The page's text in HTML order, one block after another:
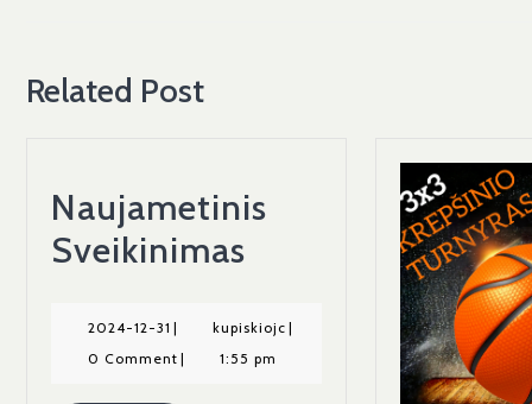
Related Post
Naujametinis
Sveikinimas Naujametinis
Sveikinimas
2024-12-31 2024-
12-
| kupiskiojc kupiskiojc
|
0 Comment | 1:55 pm